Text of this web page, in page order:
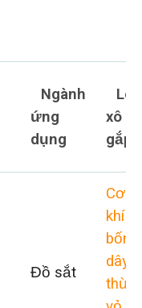
Ngành
ứng
dụng
xô
gắp
Đồ sắt
Cơ
khí
bốn
dây